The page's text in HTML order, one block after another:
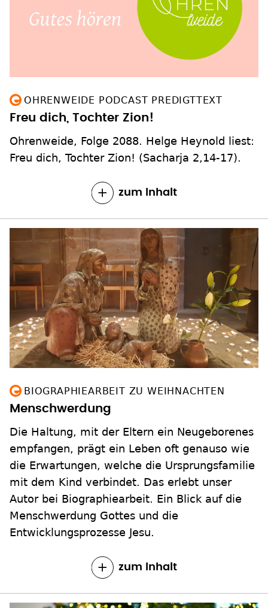
OHRENWEIDE PODCAST PREDIGTTEXT
Freu dich, Tochter Zion!
Ohrenweide, Folge 2088. Helge Heynold liest:
Freu dich, Tochter Zion! (Sacharja 2,14-17).
zum Inhalt
BIOGRAPHIEARBEIT ZU WEIHNACHTEN
Menschwerdung
Die Haltung, mit der Eltern ein Neugeborenes
empfangen, prägt ein Leben oft genauso wie
die Erwartungen, welche die Ursprungsfamilie
mit dem Kind verbindet. Das erlebt unser
Autor bei Biographiearbeit. Ein Blick auf die
Menschwerdung Gottes und die
Entwicklungsprozesse Jesu.
zum Inhalt